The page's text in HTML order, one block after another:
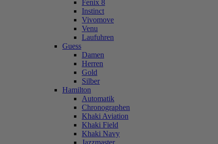
Fenix 8
Instinct
Vivomove
Venu
Laufuhren
Guess
Damen
Herren
Gold
Silber
Hamilton
Automatik
Chronographen
Khaki Aviation
Khaki Field
Khaki Navy
Jazzmaster